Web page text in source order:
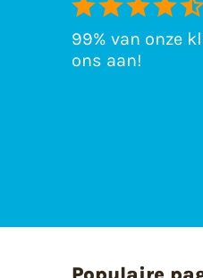
99% van onze
ons aan!